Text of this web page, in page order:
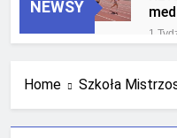
NEWSY
1
3
Home Szkoła